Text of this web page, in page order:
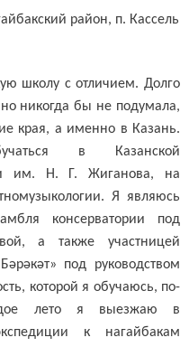
район, п. Кассель
школу с отличием. Долго
но никогда бы не подумала,
края, а именно в Казань.
в Казанской
им. Н. Г. Жиганова, на
Я являюсь
консерватории под
а также участницей
под руководством
которой я обучаюсь, по-
лето я выезжаю в
к нагайбакам